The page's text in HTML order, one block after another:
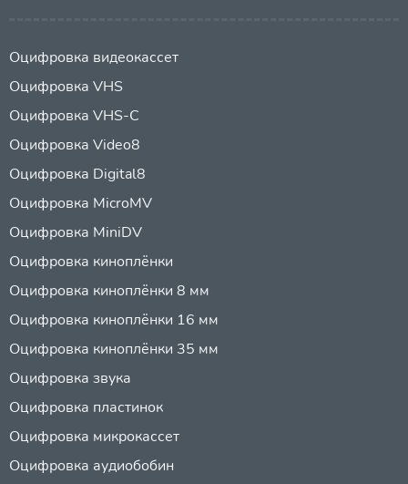
Оцифровка видеокассет
Оцифровка VHS
Оцифровка VHS-C
Оцифровка Video8
Оцифровка Digital8
Оцифровка MicroMV
Оцифровка MiniDV
Оцифровка киноплёнки
Оцифровка киноплёнки 8 мм
Оцифровка киноплёнки 16 мм
Оцифровка киноплёнки 35 мм
Оцифровка звука
Оцифровка пластинок
Оцифровка микрокассет
Оцифровка аудиобобин